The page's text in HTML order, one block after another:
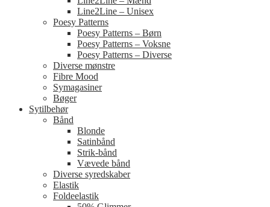
Line2Line – Unisex
Poesy Patterns
Poesy Patterns – Børn
Poesy Patterns – Voksne
Poesy Patterns – Diverse
Diverse mønstre
Fibre Mood
Symagasiner
Bøger
Sytilbehør
Bånd
Blonde
Satinbånd
Strik-bånd
Vævede bånd
Diverse syredskaber
Elastik
Foldeelastik